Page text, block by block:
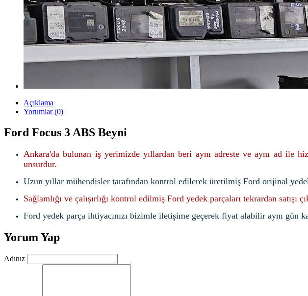
Açıklama
Yorumlar (0)
Ford Focus 3 ABS Beyni
Ankara'da bulunan iş yerimizde yıllardan beri aynı adreste ve aynı ad ile
unsurdur.
Uzun yıllar mühendisler tarafından kontrol edilerek üretilmiş Ford orijinal
Sağlamlığı ve çalışırlığı kontrol edilmiş Ford yedek parçaları tekrardan
Ford yedek parça ihtiyacınızı bizimle iletişime geçerek fiyat alabilir aynı gün
Yorum Yap
Adınız